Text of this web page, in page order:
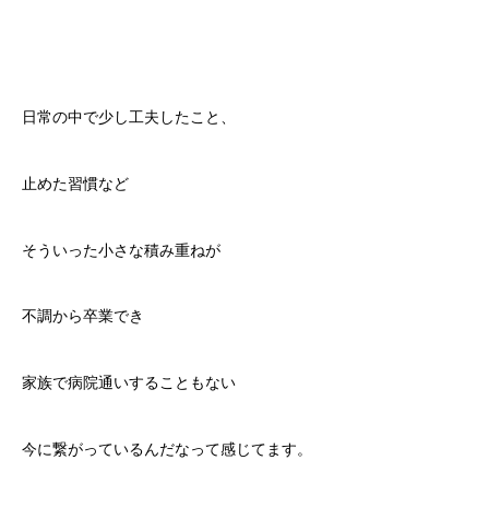
日常の中で少し工夫したこと、
止めた習慣など
そういった小さな積み重ねが
不調から卒業でき
家族で病院通いすることもない
今に繋がっているんだなって感じてます。